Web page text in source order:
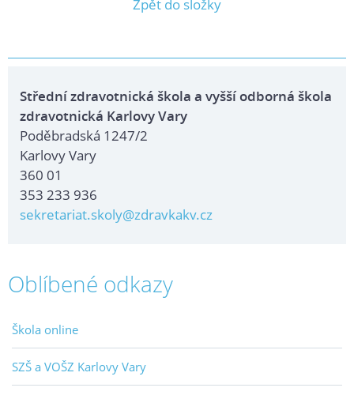
Zpět do složky
Střední zdravotnická škola a vyšší odborná škola
zdravotnická Karlovy Vary
Poděbradská 1247/2
Karlovy Vary
360 01
353 233 936
sekretariat.skoly@zdravkakv.cz
Oblíbené odkazy
Škola online
SZŠ a VOŠZ Karlovy Vary